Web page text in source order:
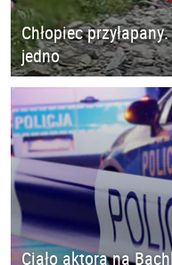
Chłopiec
jedno
Ciało aktora na